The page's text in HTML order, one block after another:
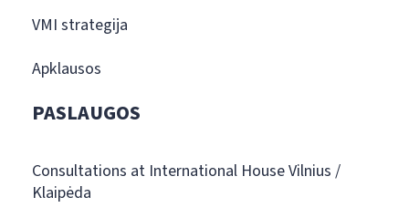
VMI strategija
Apklausos
PASLAUGOS
Consultations at International House Vilnius /
Klaipėda